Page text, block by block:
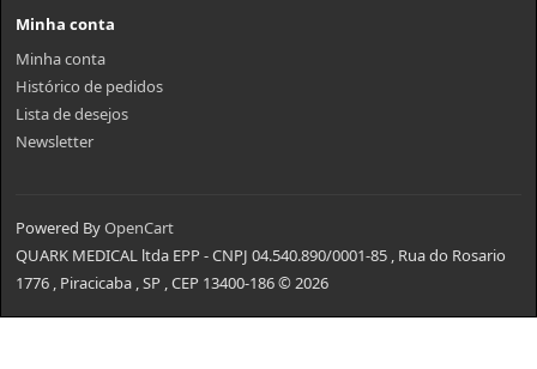
Minha conta
Minha conta
Histórico de pedidos
Lista de desejos
Newsletter
Powered ByOpenCart
QUARK MEDICAL ltda EPP - CNPJ 04.540.890/0001-85 , Rua do Rosario
1776 , Piracicaba , SP , CEP 13400-186 © 2026